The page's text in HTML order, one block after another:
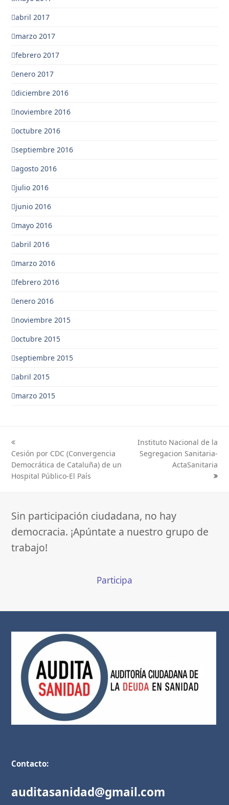
abril 2017
marzo 2017
febrero 2017
enero 2017
diciembre 2016
noviembre 2016
octubre 2016
septiembre 2016
agosto 2016
julio 2016
junio 2016
mayo 2016
abril 2016
marzo 2016
febrero 2016
enero 2016
noviembre 2015
octubre 2015
septiembre 2015
abril 2015
marzo 2015
previous
post:
Cesión por CDC (Convergencia
Democrática de Cataluña) de un
Hospital Público-El País
next
post:
Instituto Nacional de la
Segregacion Sanitaria-
ActaSanitaria
Sin participación ciudadana, no hay
democracia. ¡Apúntate a nuestro grupo de
trabajo!
Participa
Contacto:
auditasanidad@gmail.com